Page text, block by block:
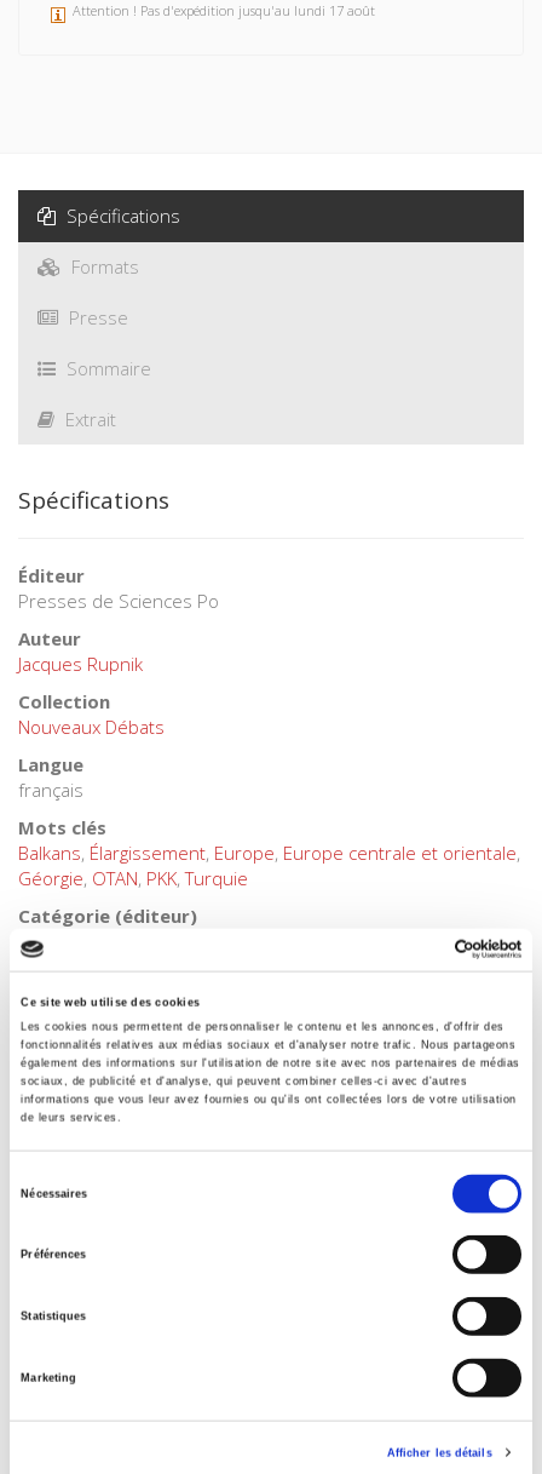
Ce site web utilise des cookies
Les cookies nous permettent de personnaliser le contenu et les annonces, d'offrir des
fonctionnalités relatives aux médias sociaux et d'analyser notre trafic. Nous partageons
également des informations sur l'utilisation de notre site avec nos partenaires de médias
sociaux, de publicité et d'analyse, qui peuvent combiner celles-ci avec d'autres
informations que vous leur avez fournies ou qu'ils ont collectées lors de votre utilisation
de leurs services.
Nécessaires
Préférences
Statistiques
Marketing
Afficher les détails
Attention ! Pas d'expédition jusqu'au lundi 17 août
Spécifications
Formats
Presse
Sommaire
Extrait
Spécifications
Éditeur
Presses de Sciences Po
Auteur
Jacques Rupnik
Collection
Nouveaux Débats
Langue
français
Mots clés
Balkans, Élargissement, Europe, Europe centrale et orientale,
Géorgie, OTAN, PKK,Turquie
Catégorie (éditeur)
Internet Hierarchy
Catégorie (éditeur)
Internet Hierarchy>Europe
Catégorie (éditeur)
Internet Hierarchy>Europe
Catégorie (éditeur)
Internet Hierarchy
POL000000 POLITICAL SCIENCE
01 Grand public
3283 SCIENCES POLITIQUES
Date de première publication du titre